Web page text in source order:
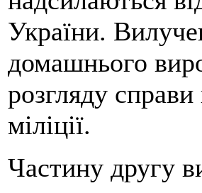
України.
домашнього
розгляду
міліції.
Частину другу